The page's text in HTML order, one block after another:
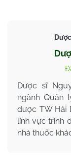
Dược sĩ
ngành Quản
dược TW Hải
lĩnh vực trình
nhà thuốc